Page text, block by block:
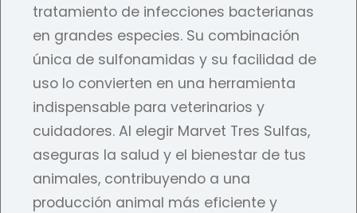
tratamiento de infecciones bacterianas
en grandes especies. Su combinación
única de sulfonamidas y su facilidad de
uso lo convierten en una herramienta
indispensable para veterinarios y
cuidadores. Al elegir Marvet Tres Sulfas,
aseguras la salud y el bienestar de tus
animales, contribuyendo a una
producción animal más eficiente y